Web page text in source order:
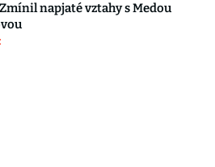
napjaté vztahy s Medou